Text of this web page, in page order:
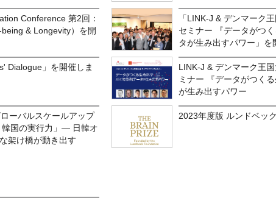
Conference 第2回：
& Longevity）を開
Dialogue」を開催しま
ーバルスケールアップ
韓国の実行力」― 日韓オ
架け橋が動き出す
「LINK-J & デンマーク
セミナー 『データがつ
タが生み出すパワー」を
LINK-J & デンマーク王
ミナー 『データがつく
が生み出すパワー
2023年度版 ルンドベッ